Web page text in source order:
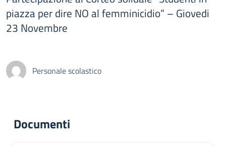
piazza per dire NO al femminicidio” – Giovedi
23 Novembre
Personale scolastico
Documenti